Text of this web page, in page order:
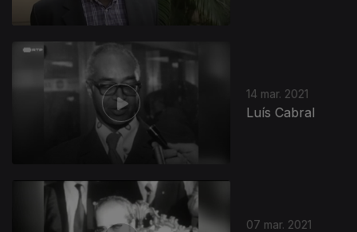
14 mar. 2021
Luís Cabral
07 mar. 2021